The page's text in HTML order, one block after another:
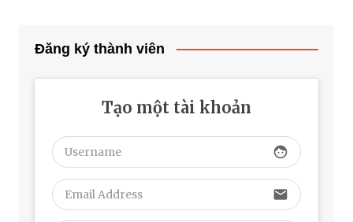
Đăng ký thành viên
Tạo một tài khoản
face
email